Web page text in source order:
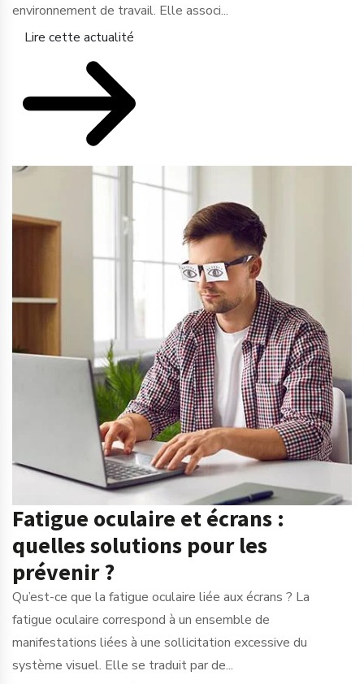
environnement de travail. Elle associ...
Lire cette actualité
Fatigue oculaire et écrans :
quelles solutions pour les
prévenir ?
Qu’est-ce que la fatigue oculaire liée aux écrans ? La
fatigue oculaire correspond à un ensemble de
manifestations liées à une sollicitation excessive du
système visuel. Elle se traduit par de...